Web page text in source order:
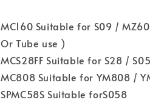
MC160 Suitable for S09 /
Or Tube use )
MCS28FF Suitable for S28 /
MC808 Suitable for YM808 /
SPMC58S Suitable forS058